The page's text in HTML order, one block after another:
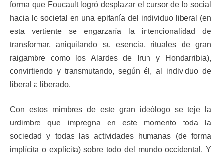
forma que Foucault logró desplazar el cursor de lo social
hacia lo societal en una epifanía del individuo liberal (en
esta vertiente se engarzaría la intencionalidad de
transformar, aniquilando su esencia, rituales de gran
raigambre como los Alardes de Irun y Hondarribia),
convirtiendo y transmutando, según él, al individuo de
liberal a liberado.
Con estos mimbres de este gran ideólogo se teje la
urdimbre que impregna en este momento toda la
sociedad y todas las actividades humanas (de forma
implícita o explícita) sobre todo del mundo occidental. Y